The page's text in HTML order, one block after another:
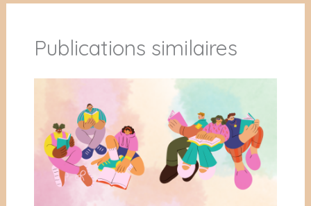
Publications similaires